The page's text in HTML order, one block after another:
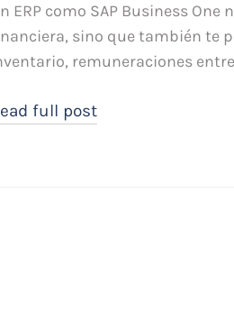
ERP como SAP Business
sino que también te
remuneraciones
full post